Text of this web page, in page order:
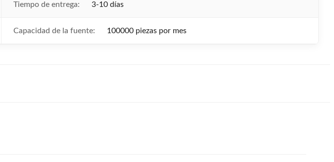
Tiempo de entrega: 3-10 días
Capacidad de la fuente: 100000 piezas por mes